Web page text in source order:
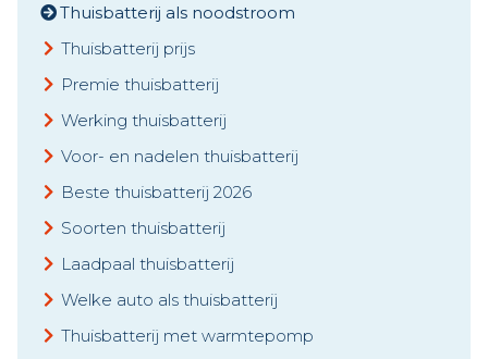
Thuisbatterij als noodstroom
Thuisbatterij prijs
Premie thuisbatterij
Werking thuisbatterij
Voor- en nadelen thuisbatterij
Beste thuisbatterij 2026
Soorten thuisbatterij
Laadpaal thuisbatterij
Welke auto als thuisbatterij
Thuisbatterij met warmtepomp